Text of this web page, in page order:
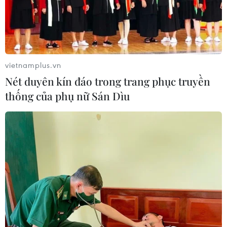
AfDB cảnh báo "siêu" El Nino có thể
khiến châu Phi thiệt hại 20 tỷ USD
26/07/2026 15:42
Algeria xây dựng cơ chế quốc gia
kiểm chứng thông tin nhằm chống
tin giả
26/07/2026 14:50
"Siêu quần thể" cá voi lưng gù đối
mặt rủi ro hàng hải
26/07/2026 10:27
vietnamplus.vn
Nét duyên kín đáo trong trang phục truyền
thống của phụ nữ Sán Dìu